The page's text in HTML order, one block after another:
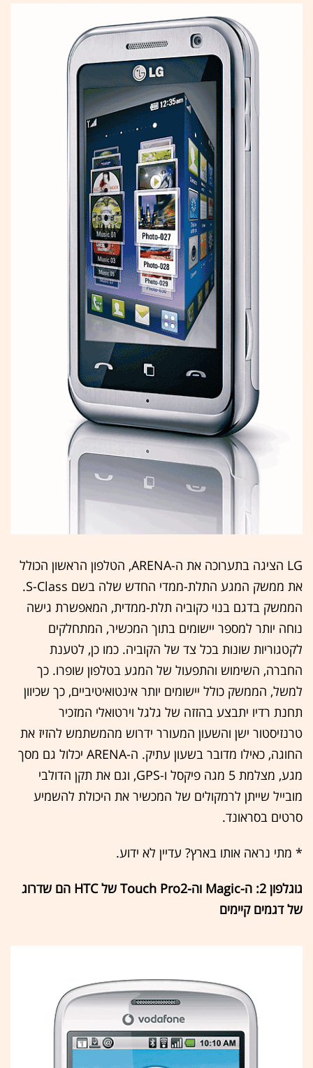
LG הציגה בתערוכה את ה-ARENA, הטלפון הראשון הכולל
את ממשק המגע התלת-ממדי החדש שלה בשם S-Class.
הממשק בדגם בנוי כקוביה תלת-ממדית, המאפשרת גישה
נוחה יותר למספר יישומים בתוך המכשיר, המתחלקים
לקטגוריות שונות בכל צד של הקוביה. כמו כן, לטענת
החברה, השימוש והתפעול של המגע בטלפון שופרו. כך
למשל, הממשק כולל יישומים יותר אינטואיטיביים, כך שכיוון
תחנת רדיו יתבצע בהזזה של גלגל וירטואלי המזכיר
טרנזיסטור ישן והשעון המעורר ידרוש מהמשתמש להזיז את
החוגה, כאילו מדובר בשעון עתיק. ה-ARENA יכלול גם מסך
מגע, מצלמת 5 מגה פיקסל ו-GPS, וגם את תקן הדולבי
מובייל שייתן לרמקולים של המכשיר את היכולת להשמיע
סרטים בסראונד.
* מתי נראה אותו בארץ? עדיין לא ידוע.
גוגלפון 2: ה-Magic וה-Touch Pro2 של HTC הם שדרוג
של דגמים קיימים